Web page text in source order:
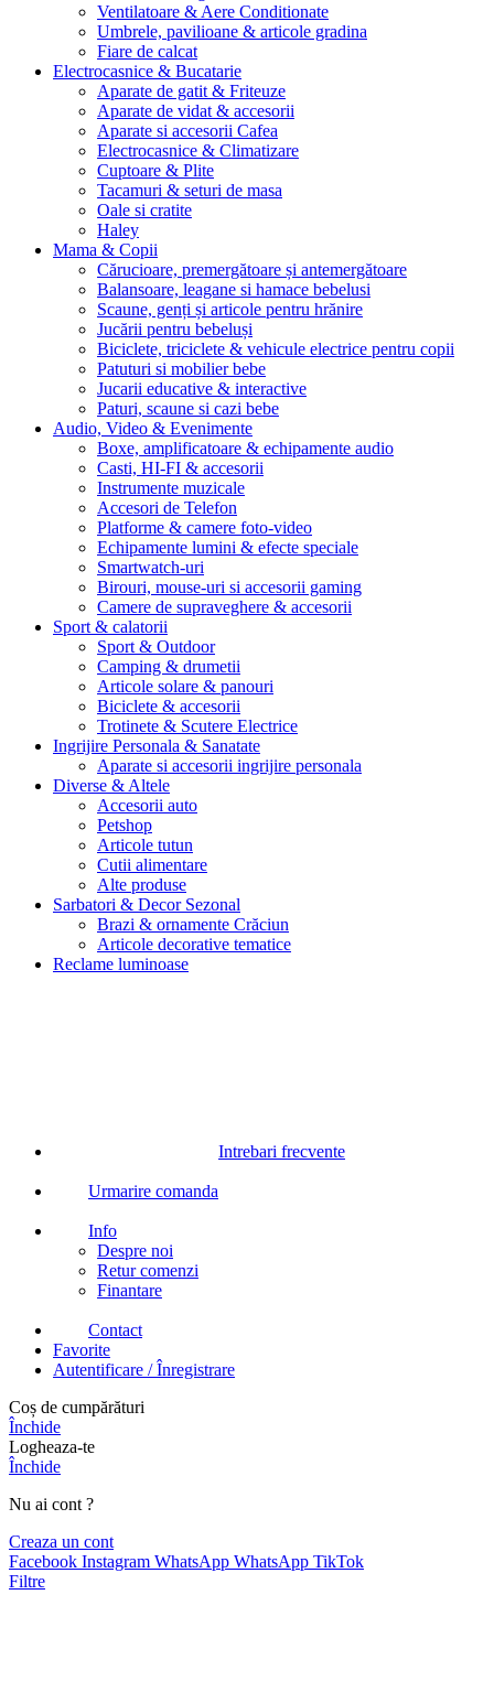
Ventilatoare & Aere Conditionate
Umbrele, pavilioane & articole gradina
Fiare de calcat
Electrocasnice & Bucatarie
Aparate de gatit & Friteuze
Aparate de vidat & accesorii
Aparate si accesorii Cafea
Electrocasnice & Climatizare
Cuptoare & Plite
Tacamuri & seturi de masa
Oale si cratite
Haley
Mama & Copii
Cărucioare, premergătoare și antemergătoare
Balansoare, leagane si hamace bebelusi
Scaune, genți și articole pentru hrănire
Jucării pentru bebeluși
Biciclete, triciclete & vehicule electrice pentru copii
Patuturi si mobilier bebe
Jucarii educative & interactive
Paturi, scaune si cazi bebe
Audio, Video & Evenimente
Boxe, amplificatoare & echipamente audio
Casti, HI-FI & accesorii
Instrumente muzicale
Accesori de Telefon
Platforme & camere foto-video
Echipamente lumini & efecte speciale
Smartwatch-uri
Birouri, mouse-uri si accesorii gaming
Camere de supraveghere & accesorii
Sport & calatorii
Sport & Outdoor
Camping & drumetii
Articole solare & panouri
Biciclete & accesorii
Trotinete & Scutere Electrice
Ingrijire Personala & Sanatate
Aparate si accesorii ingrijire personala
Diverse & Altele
Accesorii auto
Petshop
Articole tutun
Cutii alimentare
Alte produse
Sarbatori & Decor Sezonal
Brazi & ornamente Crăciun
Articole decorative tematice
Reclame luminoase
Intrebari frecvente
Urmarire comanda
Info
Despre noi
Retur comenzi
Finantare
Contact
Favorite
Autentificare / Înregistrare
Coș de cumpărături
Închide
Logheaza-te
Închide
Nu ai cont ?
Creaza un cont
Facebook Instagram WhatsApp WhatsApp TikTok
Filtre